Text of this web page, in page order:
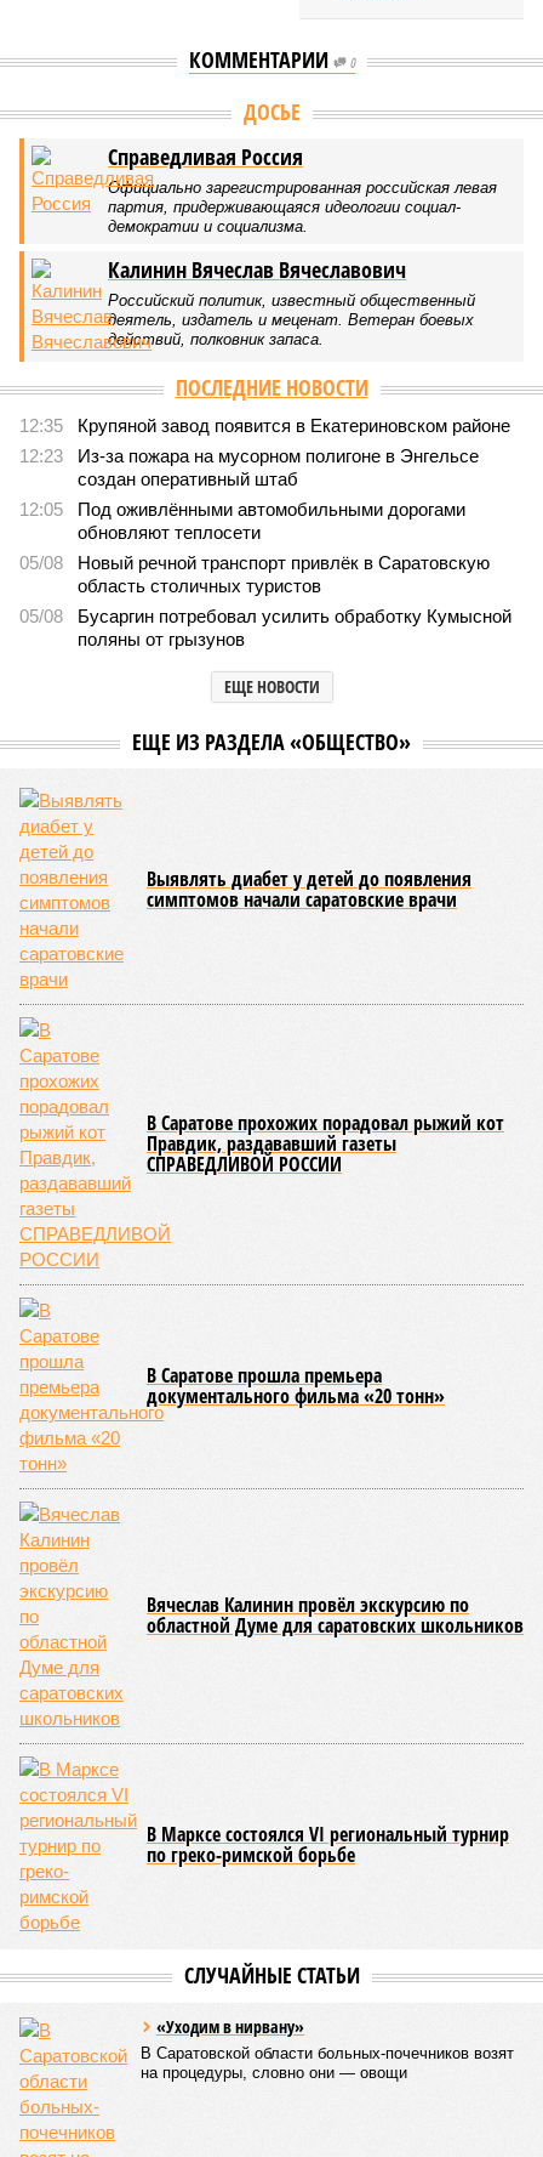
КОММЕНТАРИИ 0
Версия //Общество //В Саратовской консерватории прошел концерт
для подопечных фондов «Александр Невский» и «Защитники
Отечества»
В Саратовской консерватории прошел концерт для
подопечных фондов «Александр Невский» и
«Защитники Отечества»
С верой и надеждой
В Саратовской консерватории прошел концерт для подопечных фондов
«Александр Невский» и «Защитники Отечества» (фото: saratov-eparhia.ru)
В театральном зале Саратовской государственной консерватории
имени Л. В. Собинова 16 мая состоялся масштабный
благотворительный концерт «Вера, надежда, любовь».
Мероприятие было организовано Образовательным центром по
развитию детского и юношеского творчества, действующим при
Саратовской духовной семинарии по благословению
митрополита Саратовского и Вольского Игнатия.
Инициатором и главным организатором творческого вечера
Трошина, которая сумела собрать на одной сцене
воспитанников сразу нескольких православных учебных
заведений области и подарить настоящий праздник тем,
кто особенно нуждается в поддержке и внимании.
Участниками концертной программы стали талантливые
учащиеся самого Образовательного центра, а также
воспитанники Покровской православной классической
гимназии имени святого благоверного князя Александра
Невского и ученики Русской православной классической
гимназии имени преподобного Сергия Радонежского.
Гостями мероприятия стали подопечные фондов «Александр Невский» и
«Защитники Отечества» (фото: saratov-eparhia.ru)
В зрительном зале собрались особые гости, ради которых
и задумывалось это душевное мероприятие. Приглашения
получили подопечные благотворительного фонда
«Александр Невский» – дети с ограниченными
возможностями здоровья и их родители, а также учащиеся
школы-интерната, расположенной в городе Марксе. Кроме
того, на концерт прибыли подопечные саратовского
филиала государственного фонда «Защитники Отечества»,
объединяющего членов семей участников специальной
военной операции. В зале также присутствовали сестры
епархиального общества «Милосердие» и прихожане
саратовских храмов.
Благотворительный концерт «Вера, надежда, любовь» (фото: saratov-
eparhia.ru)
Среди почетных гостей были митрополит Саратовский и
Вольский
семинарии, секретарь Епархиального совета протоиерей
Сергий Штурбабин
Саратовской государственной консерватории
Занорини многие другие.
Митрополит Саратовский и Вольский Игнатий (фото: saratov-eparhia.ru)
Перед началом основной программы все участники
концерта, выстроившись на сцене, хором пропели тропарь
Святой Пасхи, задав тем самым торжественный и глубоко
духовный тон всему вечеру. Затем к собравшимся
обратился глава Саратовской митрополии. Он напомнил о
приближающемся завершении пасхального периода и
выразил надежду, что тепло будет не только в окружающей
природе, но и в душах собравшихся людей.
«Хочу поблагодарить всех родителей,